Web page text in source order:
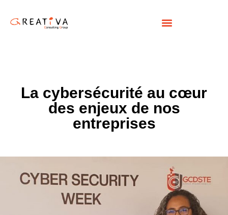
La cybersécurité au cœur
des enjeux de nos
entreprises